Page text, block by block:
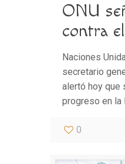
ONU
contra
Naciones
secretario
alertó hoy que
progreso en la
0